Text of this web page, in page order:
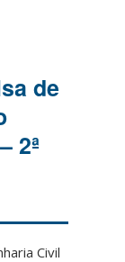
de
2ª
Civil